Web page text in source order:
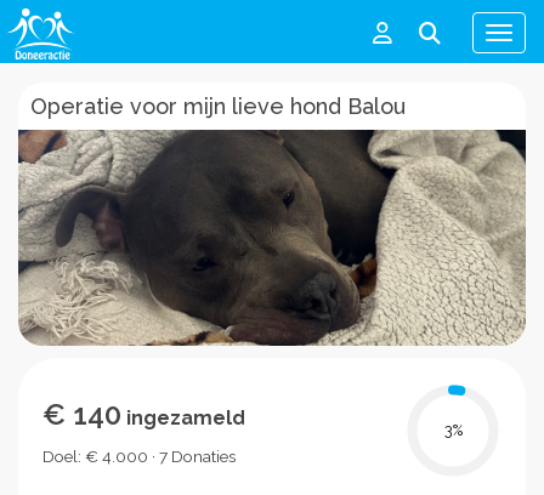
Menu
Operatie voor mijn lieve hond Balou
€ 140 ingezameld
Doel: € 4.000 · 7 Donaties
3%